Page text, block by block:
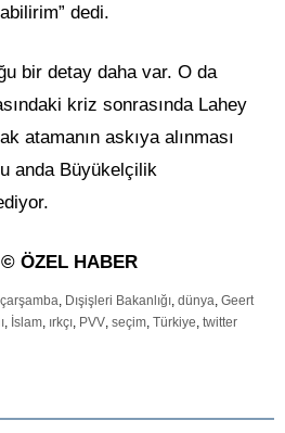
dedi.
bir detay daha var. O da
kriz sonrasında Lahey
atamanın askıya alınması
anda Büyükelçilik
ÖZEL HABER
çarşamba, Dışişleri Bakanlığı, dünya, Geert
, İslam, ırkçı, PVV, seçim, Türkiye, twitter